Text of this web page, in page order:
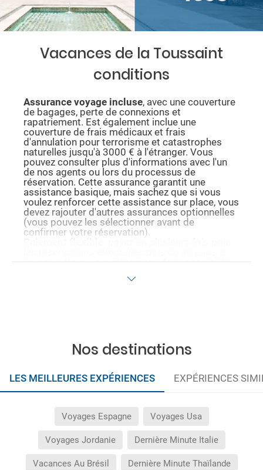
Vacances de la Toussaint
conditions
Assurance voyage incluse, avec une couverture
de bagages, perte de connexions et
rapatriement. Est également inclue une
couverture de frais médicaux et frais
d'annulation pour terrorisme et catastrophes
naturelles jusqu'à 3000 € à l'étranger. Vous
pouvez consulter plus d'informations avec l'un
de nos agents ou lors du processus de
réservation. Cette assurance garantit une
assistance basique, mais sachez que si vous
voulez renforcer cette assistance sur place, vous
devez rajouter d'autres assurances optionnelles
(vous pouvez les sélectionner avant de
confirmer votre réservation).
processus d'achat et au moment de confirmer la
limitées à certaines dates. Avant de confirmer la
réservation, vous pouvez visualiser tous les
Nos destinations
LES MEILLEURES EXPÉRIENCES EXPÉRIENCES
Voyages Espagne Voyages Usa
Voyages Jordanie Dernière Minute Italie
Vacances Au Brésil Dernière Minute Thaïlande